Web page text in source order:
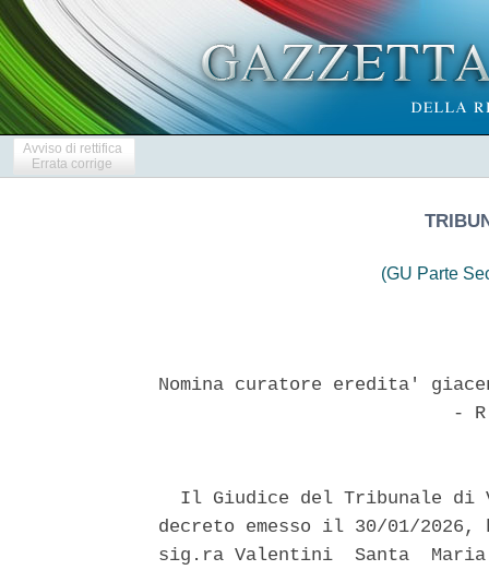
Avviso di rettifica
Errata corrige
(GU Parte
Nomina curatore eredita'
-
Il Giudice del Tribunale di
decreto emesso il 30/01/
sig.ra Valentini  Santa